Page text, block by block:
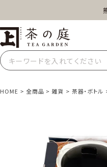
熊
茶の庭オ
HOME 全商品 雑貨 茶器・ボトル